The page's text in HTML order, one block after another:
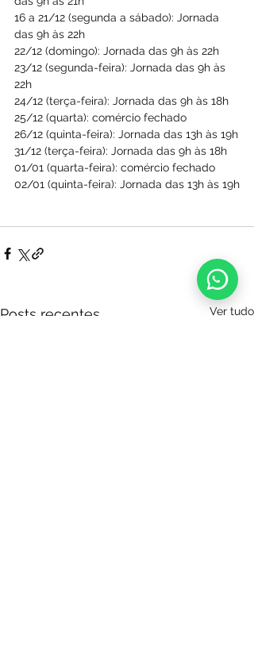
16 a 21/12 (segunda a sábado): Jornada
das 9h às 22h
22/12 (domingo): Jornada das 9h às 22h
23/12 (segunda-feira): Jornada das 9h às
22h
24/12 (terça-feira): Jornada das 9h às 18h
25/12 (quarta): comércio fechado
26/12 (quinta-feira): Jornada das 13h às 19h
31/12 (terça-feira): Jornada das 9h às 18h
01/01 (quarta-feira): comércio fechado
02/01 (quinta-feira): Jornada das 13h às 19h
Posts recentes Ver tudo